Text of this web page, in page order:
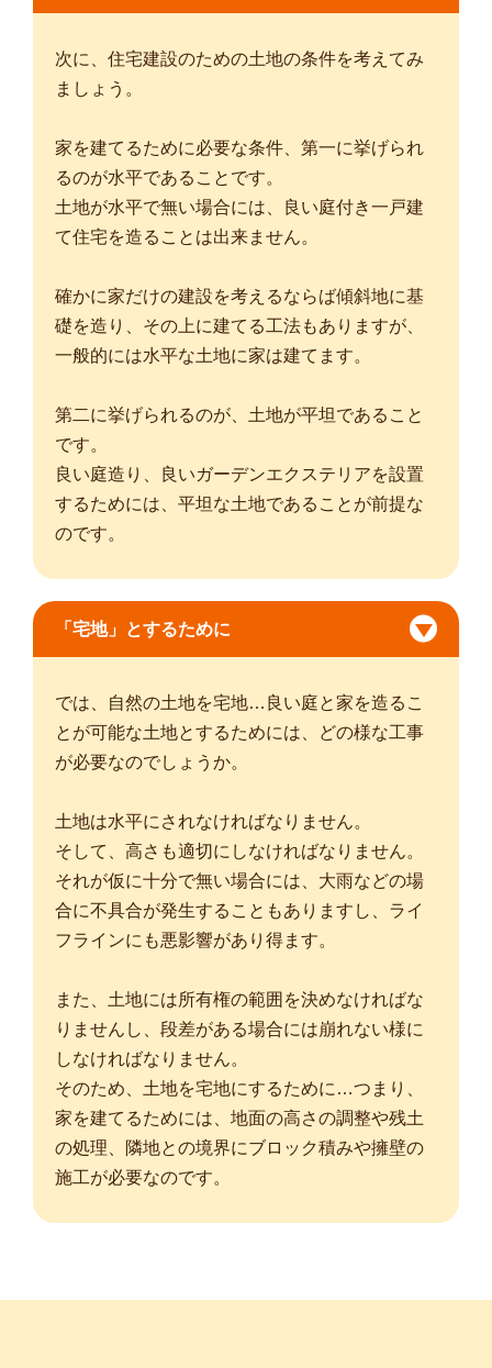
次に、住宅建設のための土地の条件を考えてみ
ましょう。
家を建てるために必要な条件、第一に挙げられ
るのが水平であることです。
土地が水平で無い場合には、良い庭付き一戸建
て住宅を造ることは出来ません。
確かに家だけの建設を考えるならば傾斜地に基
礎を造り、その上に建てる工法もありますが、
一般的には水平な土地に家は建てます。
第二に挙げられるのが、土地が平坦であること
です。
良い庭造り、良いガーデンエクステリアを設置
するためには、平坦な土地であることが前提な
のです。
「宅地」とするために
では、自然の土地を宅地…良い庭と家を造るこ
とが可能な土地とするためには、どの様な工事
が必要なのでしょうか。
土地は水平にされなければなりません。
そして、高さも適切にしなければなりません。
それが仮に十分で無い場合には、大雨などの場
合に不具合が発生することもありますし、ライ
フラインにも悪影響があり得ます。
また、土地には所有権の範囲を決めなければな
りませんし、段差がある場合には崩れない様に
しなければなりません。
そのため、土地を宅地にするために…つまり、
家を建てるためには、地面の高さの調整や残土
の処理、隣地との境界にブロック積みや擁壁の
施工が必要なのです。